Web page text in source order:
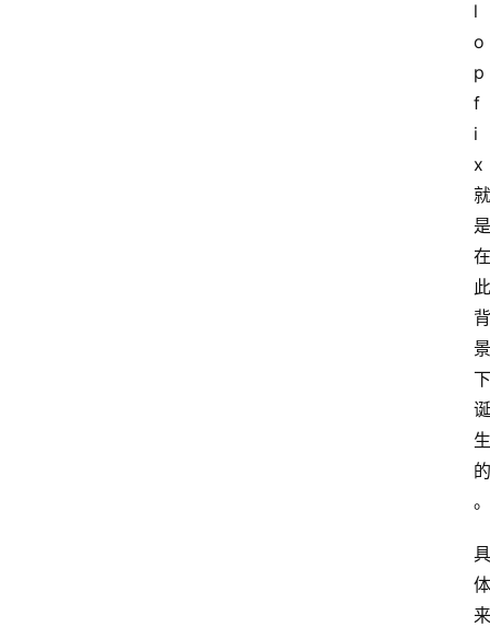
l
o
p
f
i
x
就
是
在
此
背
景
下
诞
生
的
。
具
体
来